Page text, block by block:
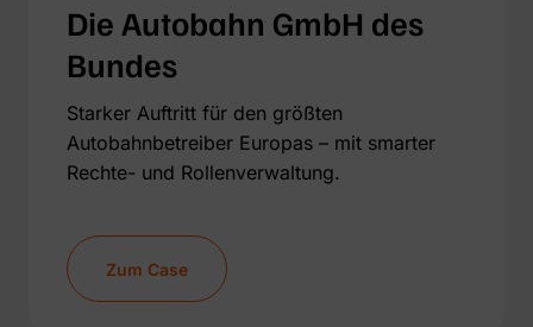
Die Autobahn GmbH des
Bundes
Starker Auftritt für den größten
Autobahnbetreiber Europas – mit smarter
Rechte- und Rollenverwaltung.
Zum Case